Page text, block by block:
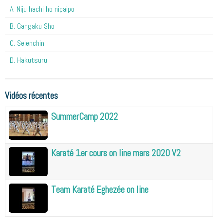
A. Niju hachi ho nipaipo
B. Gangaku Sho
C. Seienchin
D. Hakutsuru
Vidéos récentes
SummerCamp 2022
Karaté 1er cours on line mars 2020 V2
Team Karaté Eghezée on line